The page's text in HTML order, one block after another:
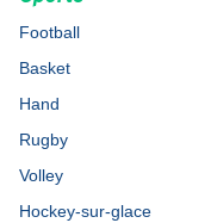
Football
Basket
Hand
Rugby
Volley
Hockey-sur-glace